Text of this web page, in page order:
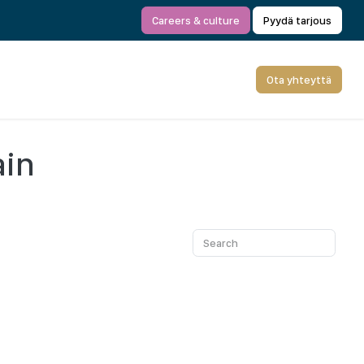
Careers & culture Pyydä tarjous
Ota yhteyttä